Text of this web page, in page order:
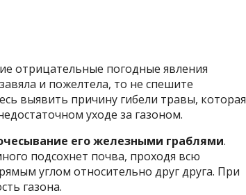
отрицательные погодные явления
и пожелтела, то не спешите
выявить причину гибели травы, которая
уходе за газоном.
его железными граблями.
подсохнет почва, проходя всю
углом относительно друг друга. При
газона.